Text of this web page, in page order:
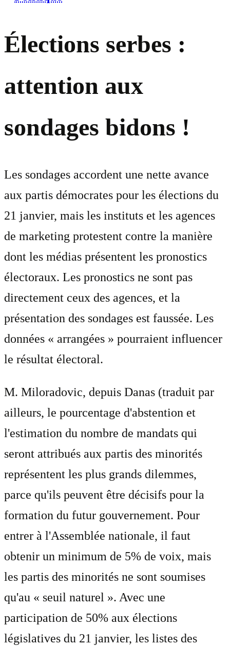
Élections serbes :
attention aux
sondages bidons !
Les sondages accordent une nette avance
aux partis démocrates pour les élections du
21 janvier, mais les instituts et les agences
de marketing protestent contre la manière
dont les médias présentent les pronostics
électoraux. Les pronostics ne sont pas
directement ceux des agences, et la
présentation des sondages est faussée. Les
données « arrangées » pourraient influencer
le résultat électoral.
M. Miloradovic, depuis Danas (traduit par
ailleurs, le pourcentage d'abstention et
l'estimation du nombre de mandats qui
seront attribués aux partis des minorités
représentent les plus grands dilemmes,
parce qu'ils peuvent être décisifs pour la
formation du futur gouvernement. Pour
entrer à l'Assemblée nationale, il faut
obtenir un minimum de 5% de voix, mais
les partis des minorités ne sont soumises
qu'au « seuil naturel ». Avec une
participation de 50% aux élections
législatives du 21 janvier, les listes des